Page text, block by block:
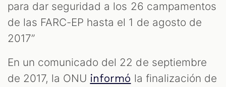
para dar seguridad a los 26 campamentos
de las FARC-EP hasta el 1 de agosto de
2017”
En un comunicado del 22 de septiembre
de 2017, la ONU informó la finalización de